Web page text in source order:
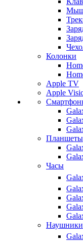
Колонки
Apple TV
Apple
Планшеты
Часы
Наушники